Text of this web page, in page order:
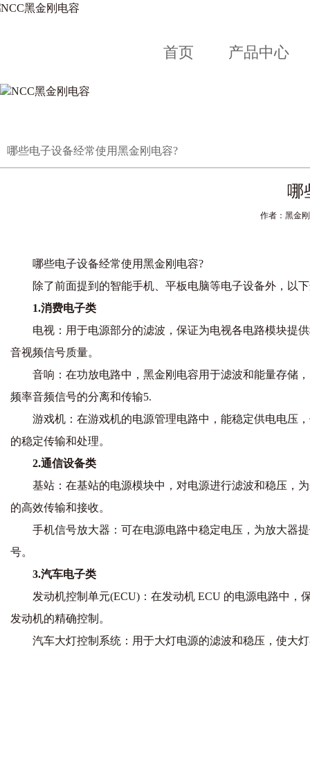
首页 产品中心
哪些电子设备经常使用黑金刚电容?
哪
作者：黑金
哪些电子设备经常使用黑金刚电容?
除了前面提到的智能手机、平板电脑等电子设备外，以
1.消费电子类
电视：用于电源部分的滤波，保证为电视各电路模块提
音视频信号质量。
音响：在功放电路中，黑金刚电容用于滤波和能量存储
频率音频信号的分离和传输5.
游戏机：在游戏机的电源管理电路中，能稳定供电电压
的稳定传输和处理。
2.通信设备类
基站：在基站的电源模块中，对电源进行滤波和稳压，
的高效传输和接收。
手机信号放大器：可在电源电路中稳定电压，为放大器
号。
3.汽车电子类
发动机控制单元(ECU)：在发动机 ECU 的电源电路中
发动机的精确控制。
汽车大灯控制系统：用于大灯电源的滤波和稳压，使大